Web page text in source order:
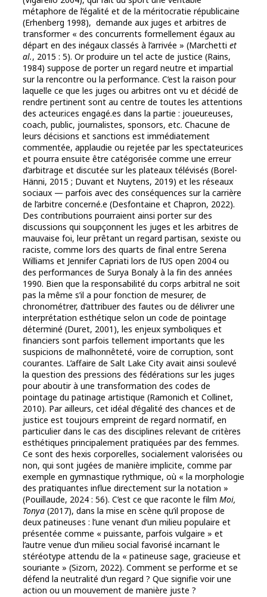
métaphore de l’égalité et de la méritocratie républicaine
(Erhenberg 1998), demande aux juges et arbitres de
transformer « des concurrents formellement égaux au
départ en des inégaux classés à l’arrivée » (Marchetti et
al., 2015 : 5). Or produire un tel acte de justice (Rains,
1984) suppose de porter un regard neutre et impartial
sur la rencontre ou la performance. C’est la raison pour
laquelle ce que les juges ou arbitres ont vu et décidé de
rendre pertinent sont au centre de toutes les attentions
des acteur.ices engagé.es dans la partie : joueur.euses,
coach, public, journalistes, sponsors, etc. Chacune de
leurs décisions et sanctions est immédiatement
commentée, applaudie ou rejetée par les spectateur.ices
et pourra ensuite être catégorisée comme une erreur
d’arbitrage et discutée sur les plateaux télévisés (Borel-
Hänni, 2015 ; Duvant et Nuytens, 2019) et les réseaux
sociaux — parfois avec des conséquences sur la carrière
de l’arbitre concerné.e (Desfontaine et Chapron, 2022).
Des contributions pourraient ainsi porter sur des
discussions qui soupçonnent les juges et les arbitres de
mauvaise foi, leur prêtant un regard partisan, sexiste ou
raciste, comme lors des quarts de final entre Serena
Williams et Jennifer Capriati lors de l’US open 2004 ou
des performances de Surya Bonaly à la fin des années
1990. Bien que la responsabilité du corps arbitral ne soit
pas la même s’il a pour fonction de mesurer, de
chronométrer, d’attribuer des fautes ou de délivrer une
interprétation esthétique selon un code de pointage
déterminé (Duret, 2001), les enjeux symboliques et
financiers sont parfois tellement importants que les
suspicions de malhonnêteté, voire de corruption, sont
courantes. L’affaire de Salt Lake City avait ainsi soulevé
la question des pressions des fédérations sur les juges
pour aboutir à une transformation des codes de
pointage du patinage artistique (Ramonich et Collinet,
2010). Par ailleurs, cet idéal d’égalité des chances et de
justice est toujours empreint de regard normatif, en
particulier dans le cas des disciplines relevant de critères
esthétiques principalement pratiquées par des femmes.
Ce sont des hexis corporelles, socialement valorisées ou
non, qui sont jugées de manière implicite, comme par
exemple en gymnastique rythmique, où « la morphologie
des pratiquantes influe directement sur la notation »
(Pouillaude, 2024 : 56). C’est ce que raconte le film Moi,
Tonya (2017), dans la mise en scène qu’il propose de
deux patineuses : l’une venant d’un milieu populaire et
présentée comme « puissante, parfois vulgaire » et
l’autre venue d’un milieu social favorisé incarnant le
stéréotype attendu de la « patineuse sage, gracieuse et
souriante » (Sizorn, 2022). Comment se performe et se
défend la neutralité d’un regard ? Que signifie voir une
action ou un mouvement de manière juste ?